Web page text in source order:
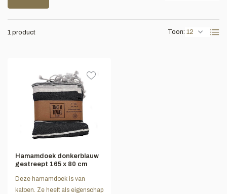
1 product Toon:
Hamamdoek donkerblauw
gestreept 165 x 80 cm
Deze hamamdoek is van
katoen. Ze heeft als eigenschap